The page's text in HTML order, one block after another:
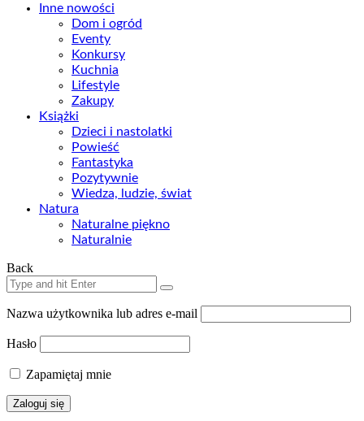
Inne nowości
Dom i ogród
Eventy
Konkursy
Kuchnia
Lifestyle
Zakupy
Książki
Dzieci i nastolatki
Powieść
Fantastyka
Pozytywnie
Wiedza, ludzie, świat
Natura
Naturalne piękno
Naturalnie
Back
Nazwa użytkownika lub adres e-mail
Hasło
Zapamiętaj mnie